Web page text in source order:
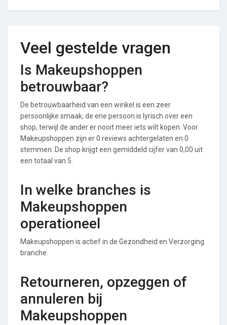
Veel gestelde vragen
Is Makeupshoppen
betrouwbaar?
De betrouwbaarheid van een winkel is een zeer
persoonlijke smaak, de ene persoon is lyrisch over een
shop, terwijl de ander er nooit meer iets wilt kopen. Voor
Makeupshoppen zijn er 0 reviews achtergelaten en 0
stemmen. De shop krijgt een gemiddeld cijfer van 0,00 uit
een totaal van 5.
In welke branches is
Makeupshoppen
operationeel
Makeupshoppen is actief in de Gezondheid en Verzorging
branche.
Retourneren, opzeggen of
annuleren bij
Makeupshoppen